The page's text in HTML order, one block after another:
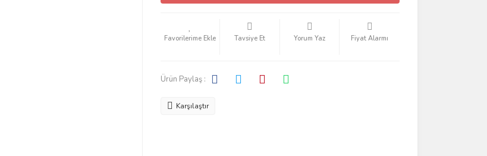
Tavsiye Et Yorum Yaz Fiyat Alarmı
Ürün Paylaş :
Karşılaştır